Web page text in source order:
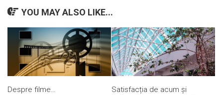
YOU MAY ALSO LIKE...
Despre filme…
Satisfacția de acum și